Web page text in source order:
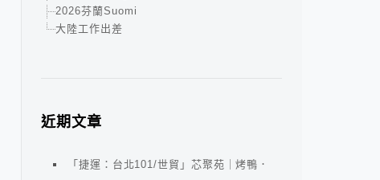
2026芬蘭Suomi
大陸工作出差
近期文章
「捷運：台北101/世貿」芯聚苑｜烤鴨．